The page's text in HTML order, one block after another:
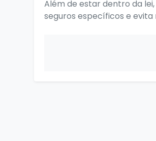
Além de estar dentro da
seguros específicos e